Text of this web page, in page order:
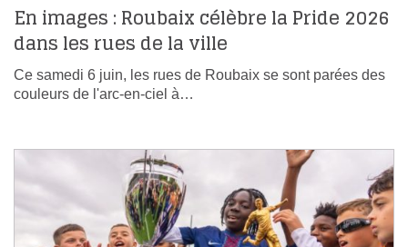
En images : Roubaix célèbre la Pride 2026
dans les rues de la ville
Ce samedi 6 juin, les rues de Roubaix se sont parées des
couleurs de l'arc-en-ciel à…